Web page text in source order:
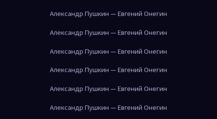
Александр Пушкин — Евгений Онегин
Александр Пушкин — Евгений Онегин
Александр Пушкин — Евгений Онегин
Александр Пушкин — Евгений Онегин
Александр Пушкин — Евгений Онегин
Александр Пушкин — Евгений Онегин